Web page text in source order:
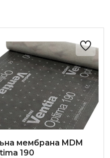
мембрана MDM
190